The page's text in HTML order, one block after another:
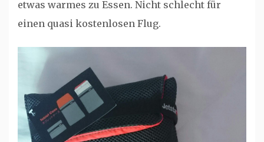
etwas warmes zu Essen. Nicht schlecht für
einen quasi kostenlosen Flug.